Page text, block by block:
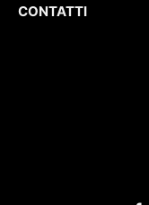
CONTATTI